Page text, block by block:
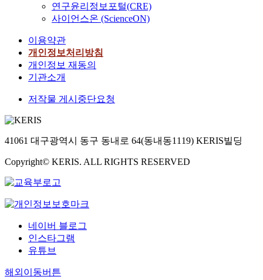
연구윤리정보포털(CRE)
사이언스온 (ScienceON)
이용약관
개인정보처리방침
개인정보 재동의
기관소개
저작물 게시중단요청
41061 대구광역시 동구 동내로 64(동내동1119) KERIS빌딩
Copyright© KERIS. ALL RIGHTS RESERVED
네이버 블로그
인스타그램
유튜브
해외이동버튼